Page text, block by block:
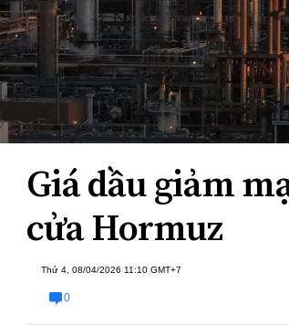
Xi nhan Trái Phải
Bạn đọc viết
Giá dầu giảm
cửa Hormuz
Thứ 4, 08/04/2026 11:10 GMT+7
0